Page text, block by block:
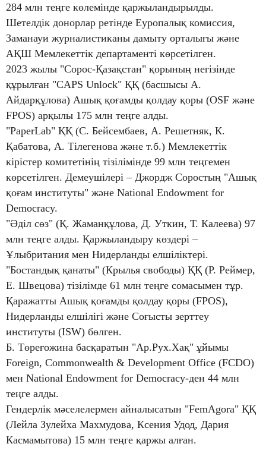
284 млн теңге көлемінде қаржыландырылды.
Шетелдік донорлар ретінде Еуропалық комиссия,
Заманауи журналистиканы дамыту орталығы және
АҚШ Мемлекеттік департаменті көрсетілген.
2023 жылы "Сорос-Қазақстан" қорының негізінде
құрылған "CAPS Unlock" ҚҚ (басшысы А.
Айдарқұлова) Ашық қоғамды қолдау қоры (OSF және
FPOS) арқылы 175 млн теңге алды.
"PaperLab" ҚҚ (С. Бейсембаев, А. Решетняк, К.
Қабатова, А. Тілегенова және т.б.) Мемлекеттік
кірістер комитетінің тізілімінде 99 млн теңгемен
көрсетілген. Демеушілері – Джордж Соростың "Ашық
қоғам институты" және National Endowment for
Democracy.
"Әділ сөз" (Қ. Жаманқұлова, Д. Уткин, Т. Калеева) 97
млн теңге алды. Қаржыландыру көздері –
Ұлыбритания мен Нидерланды елшіліктері.
"Бостандық қанаты" (Крылья свободы) ҚҚ (Р. Реймер,
Е. Швецова) тізілімде 61 млн теңге сомасымен тұр.
Қаражатты Ашық қоғамды қолдау қоры (FPOS),
Нидерланды елшілігі және Соғысты зерттеу
институты (ISW) бөлген.
Б. Төреғожина басқаратын "Ар.Рух.Хақ" ұйымы
Foreign, Commonwealth & Development Office (FCDO)
мен National Endowment for Democracy-ден 44 млн
теңге алды.
Гендерлік мәселелермен айналысатын "FemAgora" ҚҚ
(Лейла Зулейха Махмудова, Ксения Удод, Дария
Касмамытова) 15 млн теңге қаржы алған.